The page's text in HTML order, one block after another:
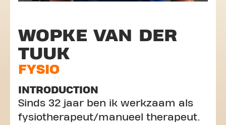
WOPKE VAN DER
TUUK
FYSIO
INTRODUCTION
Sinds 32 jaar ben ik werkzaam als
fysiotherapeut/manueel therapeut.